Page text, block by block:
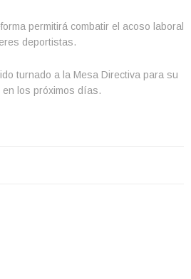
permitirá combatir el acoso laboral
deportistas.
turnado a la Mesa Directiva para su
los próximos días.